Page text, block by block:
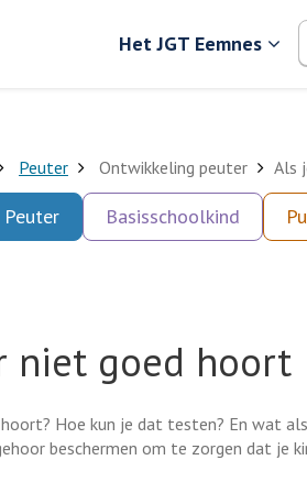
Het JGT Eemnes
Peuter Ontwikkeling peuter Als
Peuter Basisschoolkind
niet goed hoort
Hoe kun je dat testen? En wat
beschermen om te zorgen dat je